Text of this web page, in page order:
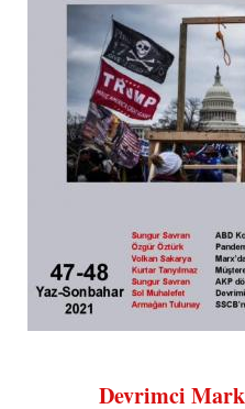
Devrimci